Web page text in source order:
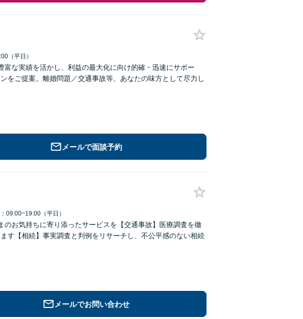
（平日）
富な実績を活かし、利益の最大化に向け的確・迅速にサポー
をご提案。離婚問題／交通事故等、あなたの味方として尽力し
メールで面談予約
09:00~19:00（平日）
のお気持ちに寄り添ったサービスを【交通事故】医療調査を徹
す【相続】事実調査と判例をリサーチし、不公平感のない相続
メールでお問い合わせ